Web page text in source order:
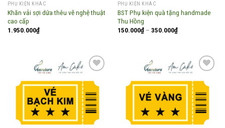
PHỤ KIỆN KHÁC
Khăn vải sợi dứa thêu vẽ nghệ thuật
cao cấp
1.950.000₫
PHỤ KIỆN KHÁC
BST Phụ kiện quà tặng handmade
Thu Hồng
150.000₫ – 350.000₫Khoảng
giá:
350.000₫
Add to
wishlist
Add to
wishlist